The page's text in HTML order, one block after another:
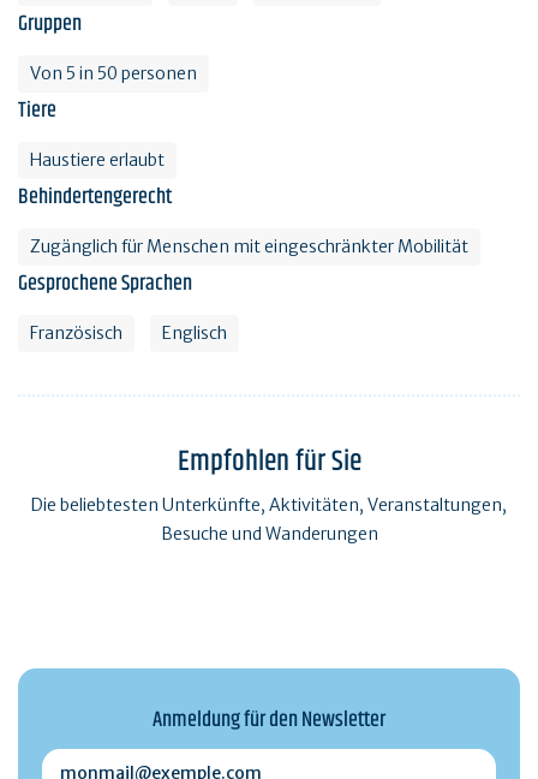
Gruppen
Von 5 in 50 personen
Tiere
Haustiere erlaubt
Behindertengerecht
Zugänglich für Menschen mit eingeschränkter Mobilität
Gesprochene Sprachen
Französisch Englisch
Empfohlen für Sie
Die beliebtesten Unterkünfte, Aktivitäten, Veranstaltungen,
Besuche und Wanderungen
Anmeldung für den Newsletter
monmail@exemple.com